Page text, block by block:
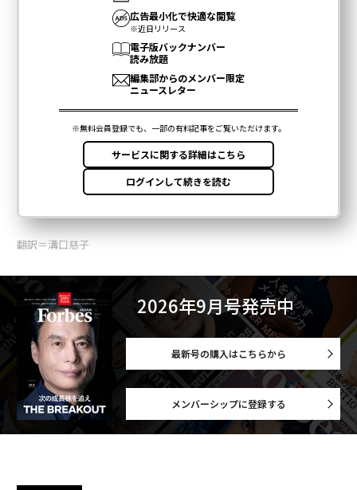
翻訳＝溝口慈子
2026年9月号発売中
最新号の購入はこちらから
メンバーシップに登録する